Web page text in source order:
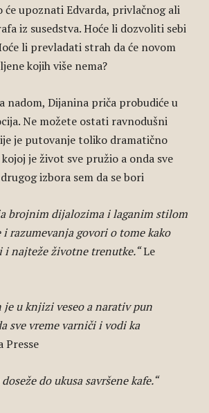
će upoznati Edvarda, privlačnog ali
iz susedstva. Hoće li dozvoliti sebi
li prevladati strah da će novom
kojih više nema?
nadom, Dijanina priča probudiće u
Ne možete ostati ravnodušni
je putovanje toliko dramatično
je život sve pružio a onda sve
izbora sem da se bori
brojnim dijalozima i laganim stilom
razumevanja govori o tome kako
i najteže životne trenutke.“Le
je u knjizi veseo a narativ pun
sve vreme varniči i vodi ka
Presse
do ukusa savršene kafe.“